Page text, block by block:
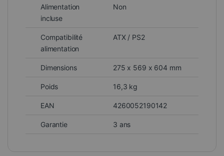
Alimentation
incluse
Non
Compatibilité
alimentation
ATX / PS2
Dimensions 275 x 569 x 604 mm
Poids 16,3 kg
EAN 4260052190142
Garantie 3 ans